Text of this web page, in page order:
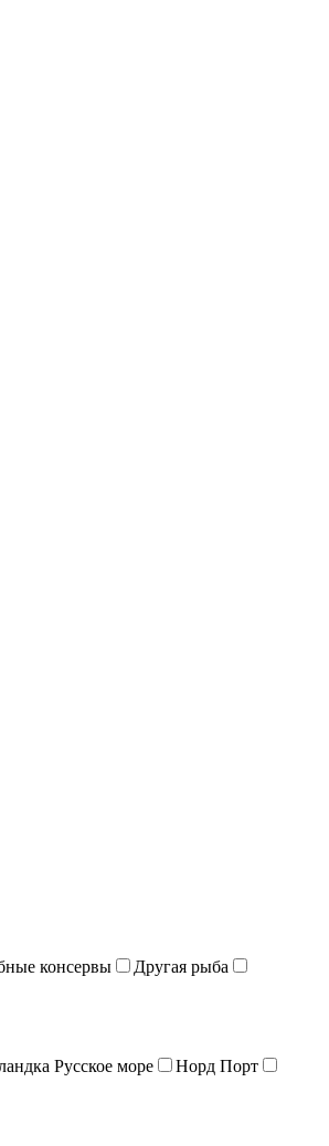
консервы
Другая рыба
Русское море
Норд Порт